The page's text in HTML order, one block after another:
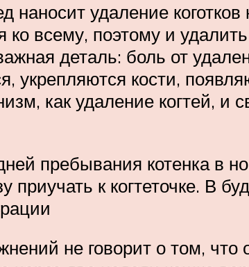
удаление коготков
ко всему, поэтому и
деталь: боль от
укрепляются кости,
как удаление когтей,
пребывания котенка в
приучать к когтеточке. В
не говорит о том,